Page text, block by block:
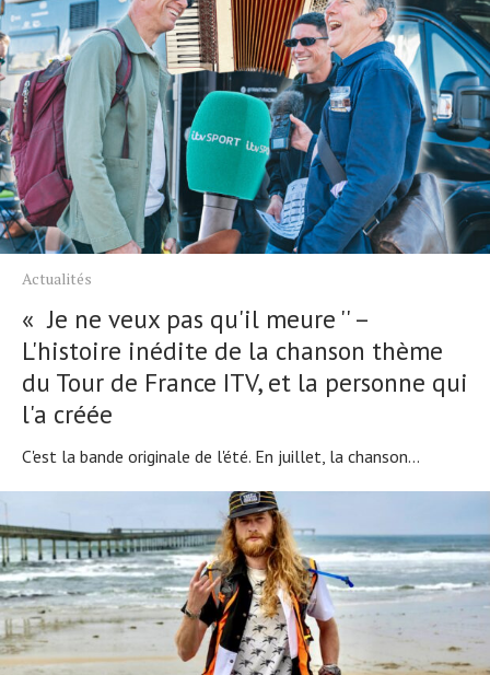
Actualités
« Je ne veux pas qu'il meure '' –
L'histoire inédite de la chanson thème
du Tour de France ITV, et la personne qui
l'a créée
C'est la bande originale de l'été. En juillet, la chanson...